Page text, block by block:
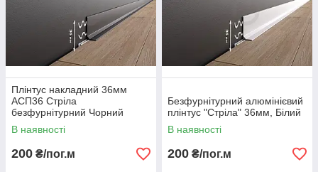
Плінтус накладний 36мм
АСП36 Стріла
безфурнітурний Чорний
В наявності
200 ₴/пог.м
Безфурнітурний алюмінієвий
плінтус "Стріла" 36мм, Білий
В наявності
200 ₴/пог.м